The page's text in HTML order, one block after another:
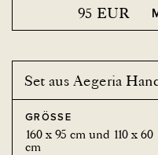
95 EUR
Set aus Aegeria
GRÖSSE
160 x 95 cm und 110 x 60
cm